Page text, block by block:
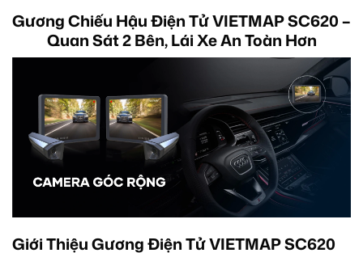
Gương Chiếu Hậu Điện Tử VIETMAP SC620 –
Quan Sát 2 Bên, Lái Xe An Toàn Hơn
Giới Thiệu Gương Điện Tử VIETMAP SC620